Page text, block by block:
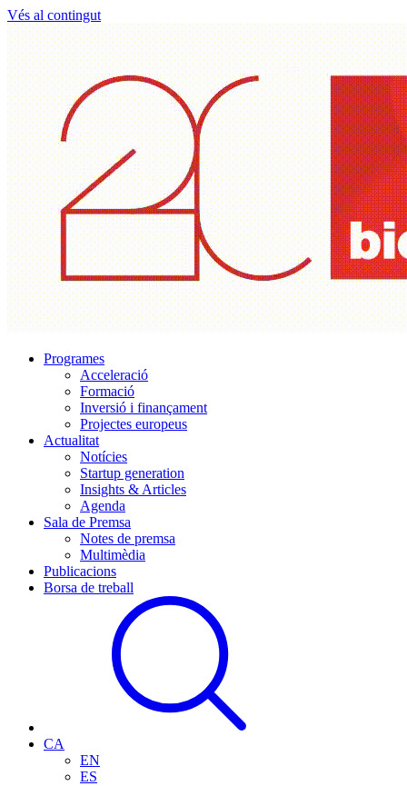
Vés al contingut
Programes
Acceleració
Formació
Inversió i finançament
Projectes europeus
Actualitat
Notícies
Startup generation
Insights & Articles
Agenda
Sala de Premsa
Notes de premsa
Multimèdia
Publicacions
Borsa de treball
CA
EN
ES